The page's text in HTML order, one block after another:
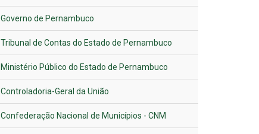
Governo de Pernambuco
Tribunal de Contas do Estado de Pernambuco
Ministério Público do Estado de Pernambuco
Controladoria-Geral da União
Confederação Nacional de Municípios - CNM